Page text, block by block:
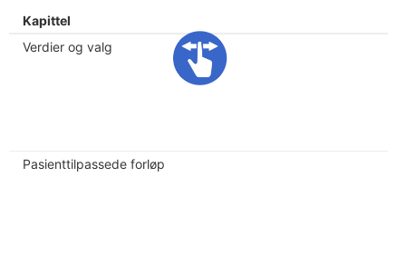
Kapittel
Verdier og valg
Pasienttilpassede forløp